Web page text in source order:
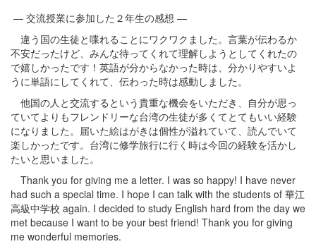
― 交流授業に参加した２年生の感想 ―
違う国の生徒と喋れることにワクワクました。言葉が伝わるか
不安だったけど、みんな待ってくれて理解しようとしてくれたの
で嬉しかったです！英語が分からなかった時は、分かりやすいよ
うに単語にしてくれて、伝わった時は感動しました。
他国の人と交流するという貴重な機会をいただき、自分が思っ
ていてよりもフレンドリーな台湾の生徒が多くてとてもいい経験
になりました。届いた絵はがきは個性が溢れていて、読んでいて
楽しかったです。台湾に修学旅行に行く時は今回の経験を活かし
たいと思いました。
Thank you for giving me a letter. I was so happy! I have never
had such a special time. I hope I can talk with the students of 華江
高級中学校 again. I decided to study English hard from the day we
met because I want to be your best friend! Thank you for giving
me wonderful memories.